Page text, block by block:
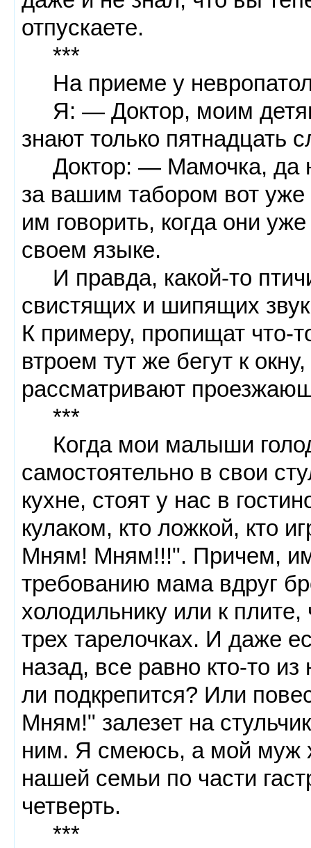
отпускаете.
***
На приеме у
Я: — Доктор, моим
знают только пятнадцать
Доктор: — Мамочка, да
за вашим табором вот
им говорить, когда они
своем языке.
И правда, какой-то
свистящих и шипящих
К примеру, пропищат что-
втроем тут же бегут к
рассматривают
***
Когда мои малыши
самостоятельно в свои
кухне, стоят у нас в
кулаком, кто ложкой, кто
Мням! Мням!!!". Причем, им
требованию мама вдруг
холодильнику или к
трех тарелочках. И даже
назад, все равно кто-то
ли подкрепится? Или
Мням!" залезет на
ним. Я смеюсь, а мой муж
нашей семьи по части
четверть.
***